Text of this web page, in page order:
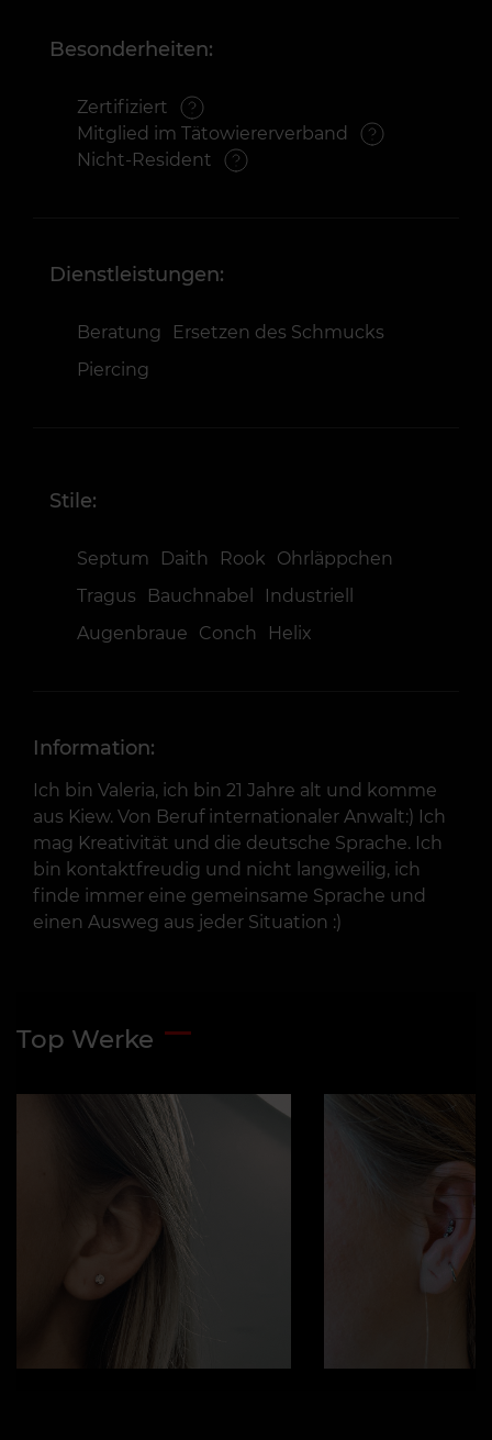
Besonderheiten:
Zertifiziert
Mitglied im Tätowiererverband
Nicht-Resident
Dienstleistungen:
Beratung
Ersetzen des Schmucks
Piercing
Stile:
Septum Daith Rook
Ohrläppchen
Tragus
Bauchnabel
Industriell
Augenbraue
Conch Helix
Information:
Ich bin Valeria, ich bin 21 Jahre alt und komme
aus Kiew. Von Beruf internationaler Anwalt:) Ich
mag Kreativität und die deutsche Sprache. Ich
bin kontaktfreudig und nicht langweilig, ich
finde immer eine gemeinsame Sprache und
einen Ausweg aus jeder Situation :)
Top Werke